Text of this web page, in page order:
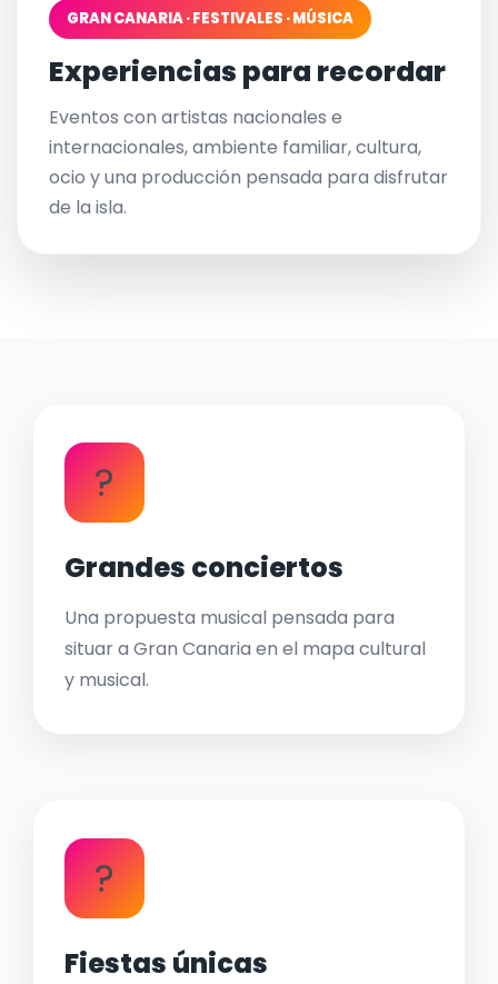
GRAN CANARIA · FESTIVALES · MÚSICA
Experiencias para recordar
Eventos con artistas nacionales e
internacionales, ambiente familiar, cultura,
ocio y una producción pensada para disfrutar
de la isla.
?
Grandes conciertos
Una propuesta musical pensada para
situar a Gran Canaria en el mapa cultural
y musical.
?
Fiestas únicas